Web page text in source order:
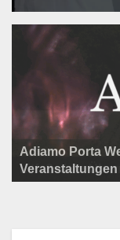
Programm der
Litfaßsäule
Adiamo Porta
Veranstaltungen
Litfaßsäule
Litfaßsäule